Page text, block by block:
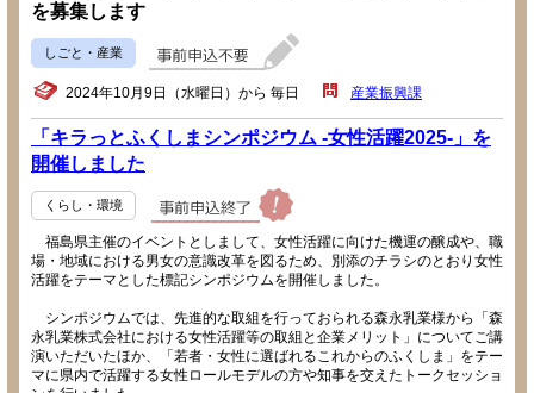
を募集します
しごと・産業
2024年10月9日（水曜日）から 毎日 産業振興課
「キラっとふくしまシンポジウム -女性活躍2025-」を
開催しました
くらし・環境
福島県主催のイベントとしまして、女性活躍に向けた機運の醸成や、職
場・地域における男女の意識改革を図るため、別添のチラシのとおり女性
活躍をテーマとした標記シンポジウムを開催しました。
シンポジウムでは、先進的な取組を行っておられる森永乳業様から「森
永乳業株式会社における女性活躍等の取組と企業メリット」についてご講
演いただいたほか、「若者・女性に選ばれるこれからのふくしま」をテー
マに県内で活躍する女性ロールモデルの方や知事を交えたトークセッショ